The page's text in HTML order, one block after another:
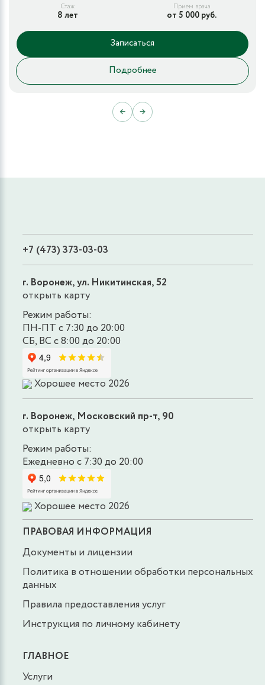
Стаж
8 лет
Прием врача
от 5 000 руб.
Записаться
Подробнее
← →
+7 (473) 373-03-03
г. Воронеж, ул. Никитинская, 52
открыть карту
Режим работы:
ПН-ПТ с 7:30 до 20:00
СБ, ВС с 8:00 до 20:00
Хорошее место 2026
г. Воронеж, Московский пр-т, 90
открыть карту
Режим работы:
Ежедневно с 7:30 до 20:00
Хорошее место 2026
ПРАВОВАЯ ИНФОРМАЦИЯ
Документы и лицензии
Политика в отношении обработки персональных
данных
Правила предоставления услуг
Инструкция по личному кабинету
ГЛАВНОЕ
Услуги